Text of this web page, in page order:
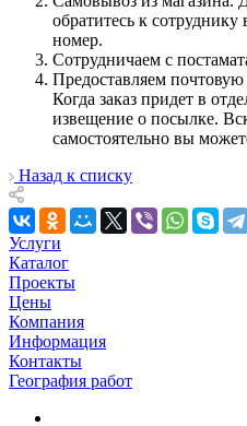
обратитесь к сотруднику
номер.
Сотрудничаем с
Предоставляем почтовую
Когда заказ придет в
извещение о посылке.
самостоятельно вы
Назад к списку
Услуги
Каталог
Проекты
Цены
Компания
Информация
Контакты
География работ